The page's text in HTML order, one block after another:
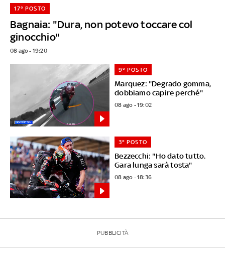
Bagnaia: "Dura, non potevo toccare col
ginocchio"
17° POSTO
08 ago - 19:20
Marquez: "Degrado gomma,
dobbiamo capire perché"
9° POSTO
08 ago - 19:02
Bezzecchi: "Ho dato tutto.
Gara lunga sarà tosta"
3° POSTO
08 ago - 18:36
PUBBLICITÀ